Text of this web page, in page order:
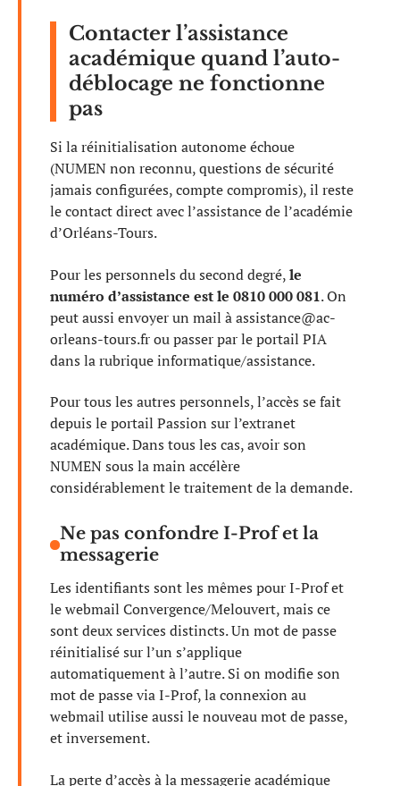
Contacter l’assistance
académique quand l’auto-
déblocage ne fonctionne
pas
Si la réinitialisation autonome échoue
(NUMEN non reconnu, questions de sécurité
jamais configurées, compte compromis), il reste
le contact direct avec l’assistance de l’académie
d’Orléans-Tours.
Pour les personnels du second degré,le
numéro d’assistance est le 0810 000 081. On
peut aussi envoyer un mail àassistance@ac-
orleans-tours.frou passer par le portail PIA
dans la rubrique informatique/assistance.
Pour tous les autres personnels, l’accès se fait
depuis le portail Passion sur l’extranet
académique. Dans tous les cas, avoir son
NUMEN sous la main accélère
considérablement le traitement de la demande.
Ne pas confondre I-Prof et la
messagerie
Les identifiants sont les mêmes pour I-Prof et
le webmail Convergence/Melouvert, mais ce
sont deux services distincts. Un mot de passe
réinitialisé sur l’un s’applique
automatiquement à l’autre. Si on modifie son
mot de passe via I-Prof, la connexion au
webmail utilise aussi le nouveau mot de passe,
et inversement.
La perte d’accès à la messagerie académique